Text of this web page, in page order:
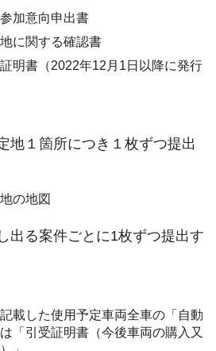
加意向申出書
に関する確認書
明書（2022年12月1日以降に発行
地１箇所につき１枚ずつ提出
の地図
出る案件ごとに1枚ずつ提出す
載した使用予定車両全車の「自動
「引受証明書（今後車両の購入又